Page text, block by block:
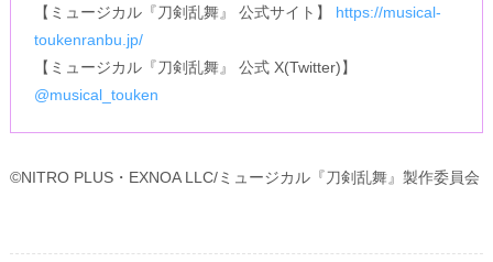
【ミュージカル『刀剣乱舞』 公式サイト】 https://musical-
toukenranbu.jp/
【ミュージカル『刀剣乱舞』 公式 X(Twitter)】
@musical_touken
©NITRO PLUS・EXNOA LLC/ミュージカル『刀剣乱舞』製作委員会